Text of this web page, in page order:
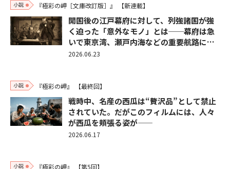
小説 『極彩の岬［文庫改訂版］』 【新連載】
開国後の江戸幕府に対して、列強諸国が強
く迫った「意外なモノ」とは──幕府は急
いで東京湾、瀬戸内海などの重要航路に…
2026.06.23
小説 『極彩の岬』 【最終回】
戦時中、名産の西瓜は“贅沢品”として禁止
されていた。だがこのフィルムには、人々
が西瓜を頬張る姿が――
2026.06.17
小説 『極彩の岬』 【第5回】